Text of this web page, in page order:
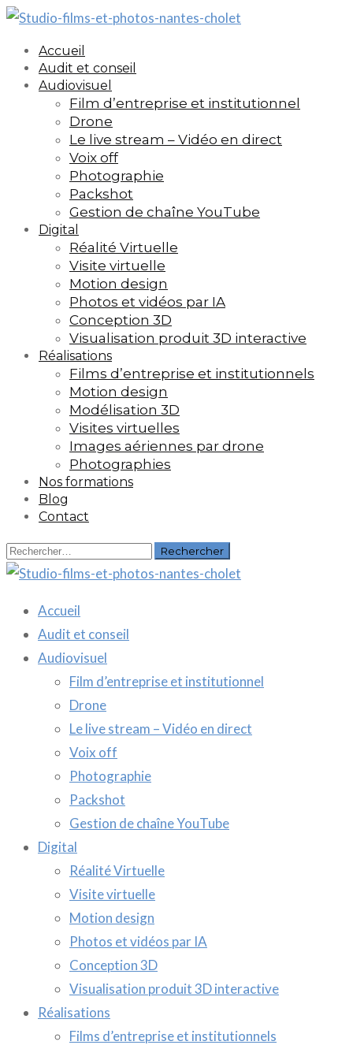
Accueil
Audit et conseil
Audiovisuel
Film d’entreprise et institutionnel
Drone
Le live stream – Vidéo en direct
Voix off
Photographie
Packshot
Gestion de chaîne YouTube
Digital
Réalité Virtuelle
Visite virtuelle
Motion design
Photos et vidéos par IA
Conception 3D
Visualisation produit 3D interactive
Réalisations
Films d’entreprise et institutionnels
Motion design
Modélisation 3D
Visites virtuelles
Images aériennes par drone
Photographies
Nos formations
Blog
Contact
Rechercher :
Accueil
Audit et conseil
Audiovisuel
Film d’entreprise et institutionnel
Drone
Le live stream – Vidéo en direct
Voix off
Photographie
Packshot
Gestion de chaîne YouTube
Digital
Réalité Virtuelle
Visite virtuelle
Motion design
Photos et vidéos par IA
Conception 3D
Visualisation produit 3D interactive
Réalisations
Films d’entreprise et institutionnels